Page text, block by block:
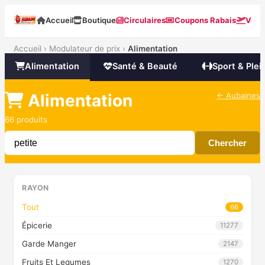
Accueil Boutique Circulaires Coupons Rabais
Accueil › Modulateur de prix › Alimentation
Alimentation Santé & Beauté Sport &
Alimentation
66 produits
← Aubaines
Chercher
RAYON
Tout 66
Épicerie 11277
Garde Manger 2147
Fruits Et Legumes 1270